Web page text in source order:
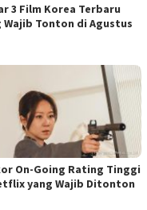
3 Film Korea Terbaru
Wajib Tonton di Agustus
On-Going Rating Tinggi
yang Wajib Ditonton